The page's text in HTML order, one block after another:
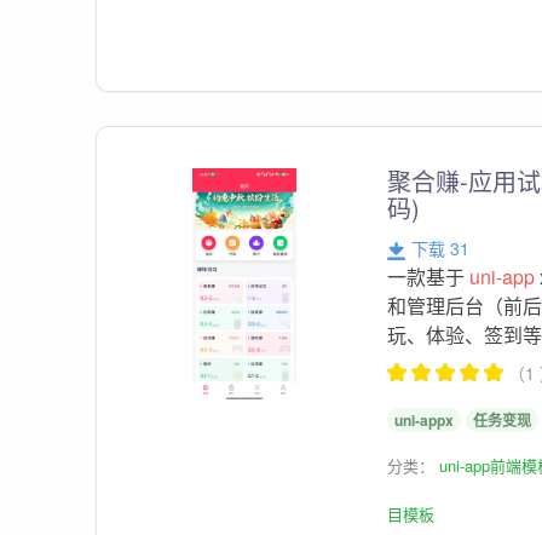
聚合赚-应用
码)
下载 31
一款基于 uni-app
和管理后台（前
玩、体验、签到
（
uni-appx 任务变现
分类：uni-app前端模
目模板